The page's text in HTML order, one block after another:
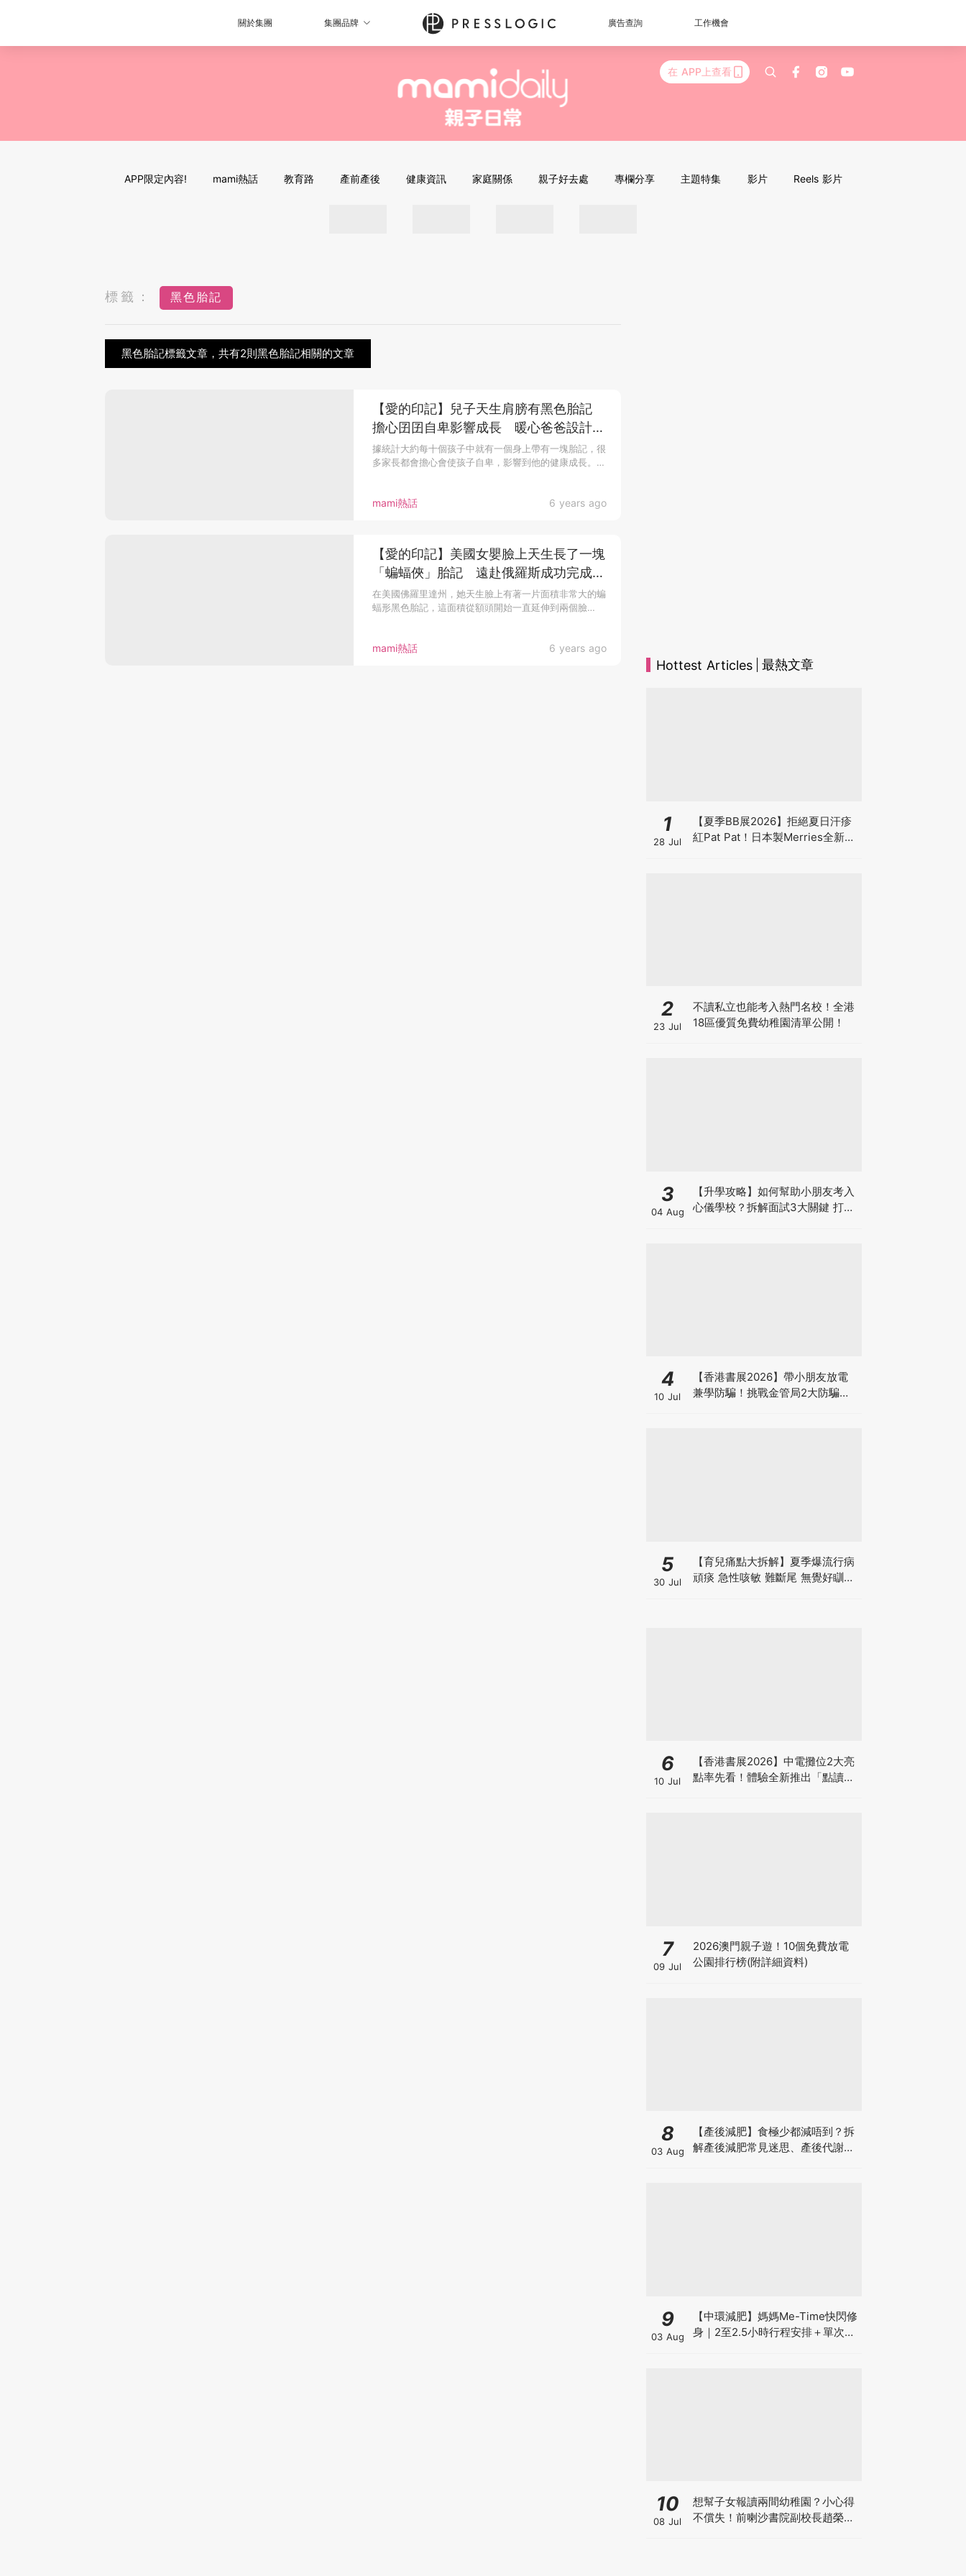
關於集團 集團品牌 廣告查詢 工作機會
在 APP上查看
APP限定內容! mami熱話 教育路 產前產後 健康資訊 家庭關係 親子好去處 專欄分享 主題特集 影片 Reels 影片
標籤： 黑色胎記
黑色胎記標籤文章，共有2則黑色胎記相關的文章
mami熱話 6 years ago
【愛的印記】兒子天生肩膀有黑色胎記
擔心囝囝自卑影響成長 暖心爸爸設計同
款胎記紋身貼紙
據統計大約每十個孩子中就有一個身上帶有一塊胎記，很
多家長都會擔心會使孩子自卑，影響到他的健康成長。
mami熱話 6 years ago
【愛的印記】美國女嬰臉上天生長了一塊
「蝙蝠俠」胎記 遠赴俄羅斯成功完成第
一次手術
在美國佛羅里達州，她天生臉上有著一片面積非常大的蝙
蝠形黑色胎記，這面積從額頭開始一直延伸到兩個臉
Hottest Articles 最熱文章
1
28 Jul
【夏季BB展2026】拒絕夏日汗疹
紅Pat Pat！日本製Merries全新超
2
23 Jul
不讀私立也能考入熱門名校！全港
18區優質免費幼稚園清單公開！
3
04 Aug
【升學攻略】如何幫助小朋友考入
心儀學校？拆解面試3大關鍵 打好
4
10 Jul
【香港書展2026】帶小朋友放電
兼學防騙！挑戰金管局2大防騙遊
5
30 Jul
【育兒痛點大拆解】夏季爆流行病
頑痰 急性咳敏 難斷尾 無覺好瞓？
6
10 Jul
【香港書展2026】中電攤位2大亮
點率先看！體驗全新推出「點讀故
7
09 Jul
2026澳門親子遊！10個免費放電
公園排行榜(附詳細資料)
8
03 Aug
【產後減肥】食極少都減唔到？拆
解產後減肥常見迷思、產後代謝、
9
03 Aug
【中環減肥】媽媽Me-Time快閃修
身｜2至2.5小時行程安排＋單次收
10
08 Jul
想幫子女報讀兩間幼稚園？小心得
不償失！前喇沙書院副校長趙榮